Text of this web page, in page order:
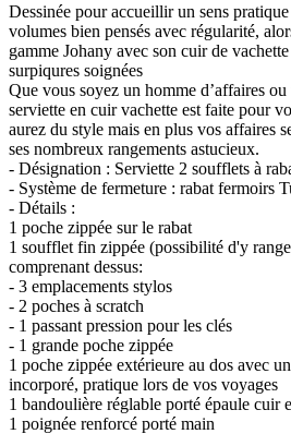
Dessinée pour accueillir un sens
volumes bien pensés avec régularité,
gamme Johany avec son cuir de
surpiqures soignées
Que vous soyez un homme d’affaires ou
serviette en cuir vachette est faite pour
aurez du style mais en plus vos affaires
ses nombreux rangements astucieux.
- Désignation : Serviette 2 soufflets à
- Système de fermeture : rabat fermoirs
- Détails :
1 poche zippée sur le rabat
1 soufflet fin zippée (possibilité d'y
comprenant dessus:
- 3 emplacements stylos
- 2 poches à scratch
- 1 passant pression pour les clés
- 1 grande poche zippée
1 poche zippée extérieure au dos avec
incorporé, pratique lors de vos voyages
1 bandoulière réglable porté épaule cuir
1 poignée renforcé porté main